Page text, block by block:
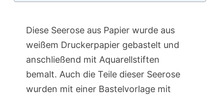
Diese Seerose aus Papier wurde aus
weißem Druckerpapier gebastelt und
anschließend mit Aquarellstiften
bemalt. Auch die Teile dieser Seerose
wurden mit einer Bastelvorlage mit